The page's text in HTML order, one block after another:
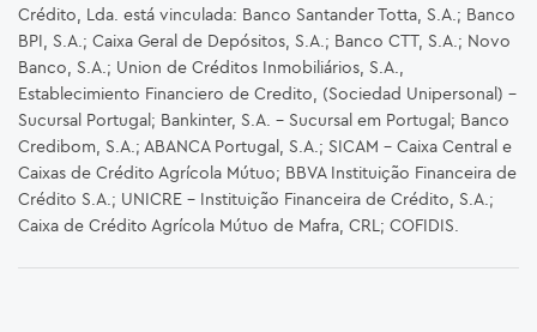
Crédito, Lda. está vinculada: Banco Santander Totta, S.A.; Banco
BPI, S.A.; Caixa Geral de Depósitos, S.A.; Banco CTT, S.A.; Novo
Banco, S.A.; Union de Créditos Inmobiliários, S.A.,
Establecimiento Financiero de Credito, (Sociedad Unipersonal) -
Sucursal Portugal; Bankinter, S.A. – Sucursal em Portugal; Banco
Credibom, S.A.; ABANCA Portugal, S.A.; SICAM - Caixa Central e
Caixas de Crédito Agrícola Mútuo; BBVA Instituição Financeira de
Crédito S.A.; UNICRE – Instituição Financeira de Crédito, S.A.;
Caixa de Crédito Agrícola Mútuo de Mafra, CRL; COFIDIS.